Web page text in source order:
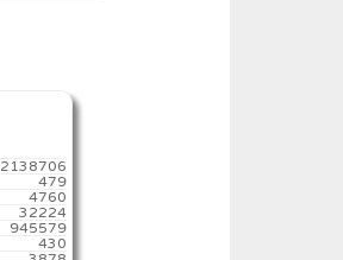
2138706
479
4760
32224
945579
430️